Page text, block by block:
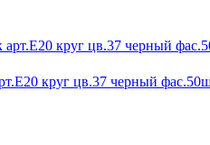
круг цв.37 черный